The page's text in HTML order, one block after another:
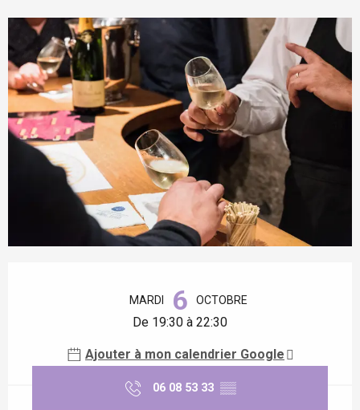
MARDI 6 OCTOBRE
De 19:30 à 22:30
Ajouter à mon calendrier Google
06 08 53 33 ▒▒